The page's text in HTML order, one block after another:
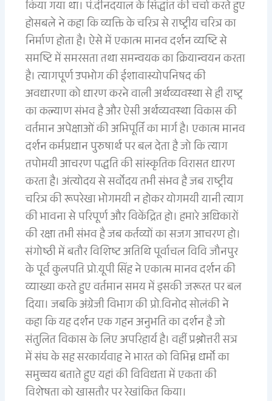
किया गया था। पं.दीनदयाल के सिद्धांत की चर्चा करते हुए
होसबले ने कहा कि व्यक्ति के चरित्र से राष्ट्रीय चरित्र का
निर्माण होता है। ऐसे में एकात्म मानव दर्शन व्यष्टि से
समष्टि में समरसता तथा समन्वयक का क्रियान्वयन करता
है। त्यागपूर्ण उपभोग की ईशावास्योपनिषद की
अवधारणा को धारण करने वाली अर्थव्यवस्था से ही राष्ट्र
का कल्याण संभव है और ऐसी अर्थव्यवस्था विकास की
वर्तमान अपेक्षाओं की अभिपूर्ति का मार्ग है। एकात्म मानव
दर्शन कर्मप्रधान पुरुषार्थ पर बल देता है जो कि त्याग
तपोमयी आचरण पद्धति की सांस्कृतिक विरासत धारण
करता है। अंत्योदय से सर्वोदय तभी संभव है जब राष्ट्रीय
चरित्र की रूपरेखा भोगमयी न होकर योगमयी यानी त्याग
की भावना से परिपूर्ण और विकेंद्रित हो। हमारे अधिकारों
की रक्षा तभी संभव है जब कर्तव्यों का सजग आचरण हो।
संगोष्ठी में बतौर विशिष्ट अतिथि पूर्वाचल विवि जौनपुर
के पूर्व कुलपति प्रो.यूपी सिंह ने एकात्म मानव दर्शन की
व्याख्या करते हुए वर्तमान समय में इसकी जरूरत पर बल
दिया। जबकि अंग्रेजी विभाग की प्रो.विनोद सोलंकी ने
कहा कि यह दर्शन एक गहन अनुभति का दर्शन है जो
संतुलित विकास के लिए अपरिहार्य है। वहीं प्रश्नोत्तरी सत्र
में संघ के सह सरकार्यवाह ने भारत को विभिन्न धर्मो का
समुच्चय बताते हुए यहां की विविधता में एकता की
विशेषता को खासतौर पर रेखांकित किया।